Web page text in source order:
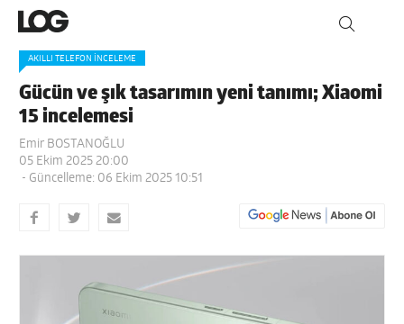
AKILLI TELEFON İNCELEME
Gücün ve şık tasarımın yeni tanımı; Xiaomi
15 incelemesi
Emir BOSTANOĞLU
05 Ekim 2025 20:00
- Güncelleme: 06 Ekim 2025 10:51